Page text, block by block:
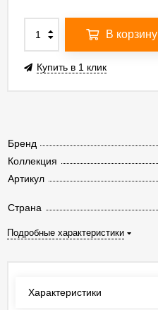
Бренд
Коллекция
Артикул
Страна
Подробные характеристики
В корзину
Купить в 1 клик
Характеристики